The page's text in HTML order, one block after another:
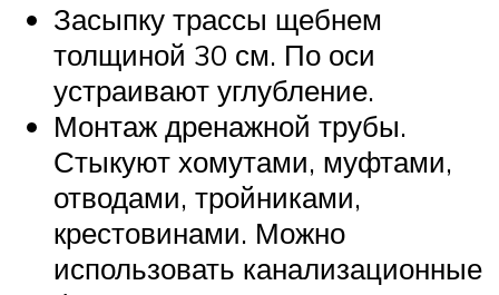
Засыпку трассы щебнем
толщиной 30 см. По оси
устраивают углубление.
Монтаж дренажной трубы.
Стыкуют хомутами, муфтами,
отводами, тройниками,
крестовинами. Можно
использовать канализационные